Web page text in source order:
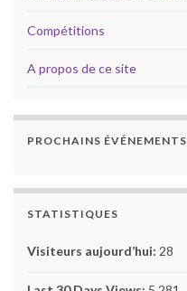
Compétitions
A propos de ce site
PROCHAINS ÉVÉNEMENTS
STATISTIQUES
Visiteurs aujourd’hui: 28